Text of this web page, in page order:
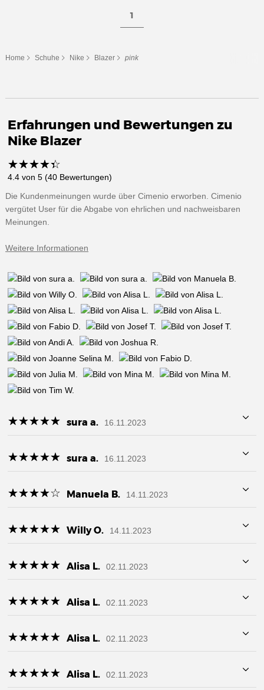
1
Home Schuhe Nike Blazer pink
Erfahrungen und Bewertungen zu
Nike Blazer
☆☆☆☆☆
★★★★★
4.4 von 5 (40 Bewertungen)
Die Kundenmeinungen wurde über Cimenio erworben. Cimenio
vergütet User für die Abgabe von ehrlichen und nachweisbaren
Meinungen.
Weitere Informationen
☆☆☆☆☆
★★★★★ sura a. 16.11.2023
☆☆☆☆☆
★★★★★ sura a. 16.11.2023
☆☆☆☆☆
★★★★★ Manuela B. 14.11.2023
☆☆☆☆☆
★★★★★ Willy O. 14.11.2023
☆☆☆☆☆
★★★★★ Alisa L. 02.11.2023
☆☆☆☆☆
★★★★★ Alisa L. 02.11.2023
☆☆☆☆☆
★★★★★ Alisa L. 02.11.2023
☆☆☆☆☆
★★★★★ Alisa L. 02.11.2023